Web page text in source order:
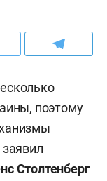
поэтому
Столтенберг